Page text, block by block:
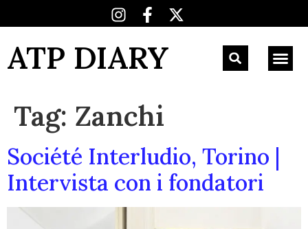
ATP DIARY
Tag: Zanchi
Société Interludio, Torino |
Intervista con i fondatori